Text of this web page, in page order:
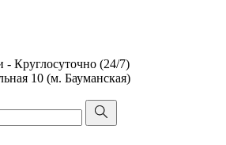
Круглосуточно (24/7)
10 (м. Бауманская)